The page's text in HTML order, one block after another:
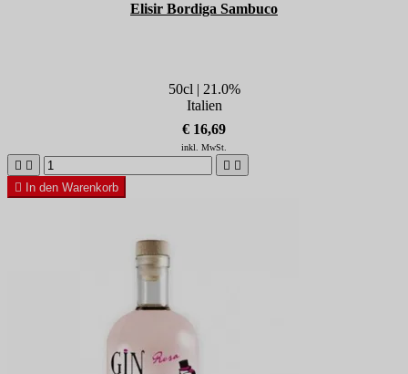
Elisir Bordiga Sambuco
50cl | 21.0%
Italien
€ 16,69
inkl. MwSt.
   

In den Warenkorb